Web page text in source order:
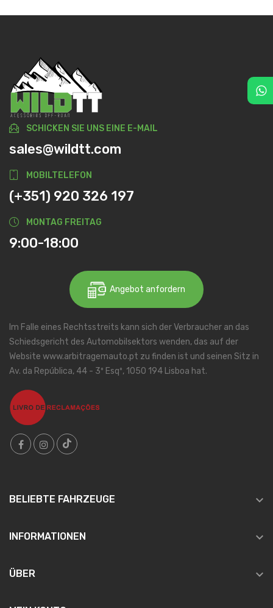
SCHICKEN SIE UNS EINE E-MAIL
sales@wildtt.com
MOBILTELEFON
(+351) 920 326 197
MONTAG FREITAG
9:00-18:00
Angebot anfordern
Im Falle eines Rechtsstreits kann sich der Verbraucher an das
Schiedsgericht des Automobilsektors wenden, das auf der
Website www.arbitragemauto.pt zu finden ist und seinen Sitz in
Av. da República, 44 - 3º Esqº, 1050 194 Lisboa hat.
BELIEBTE FAHRZEUGE 
INFORMATIONEN 
ÜBER 